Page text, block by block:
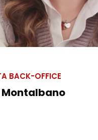
BACK-OFFICE
Montalbano